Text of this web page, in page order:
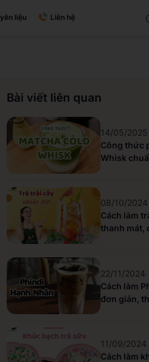
liệu Liên hệ
Bài viết liên quan
14/05/2025
Công thức
Whisk
08/10/2024
Cách làm
thanh mát,
22/11/2024
Cách làm
đơn giản,
11/09/2024
Cách làm